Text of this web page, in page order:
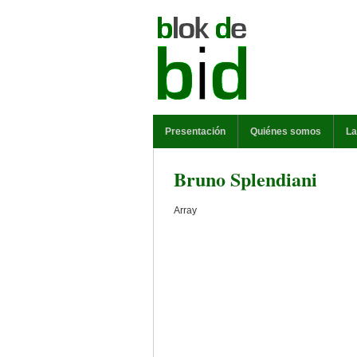
Presentación Quiénes somos
Bruno Splendiani
Array